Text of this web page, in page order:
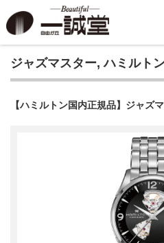
ジャズマスター,ハミルト
【ハミルトン国内正規品】ジャズ